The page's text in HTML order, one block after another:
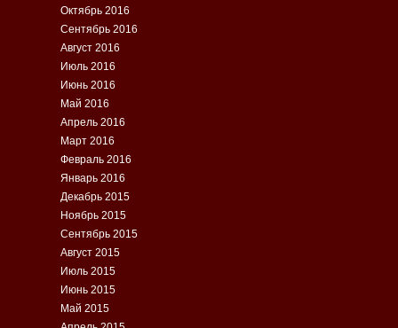
Октябрь 2016
Сентябрь 2016
Август 2016
Июль 2016
Июнь 2016
Май 2016
Апрель 2016
Март 2016
Февраль 2016
Январь 2016
Декабрь 2015
Ноябрь 2015
Сентябрь 2015
Август 2015
Июль 2015
Июнь 2015
Май 2015